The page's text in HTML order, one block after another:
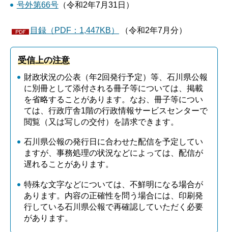
号外第66号（令和2年7月31日）
目録（PDF：1,447KB） （令和2年7月分）
受信上の注意
財政状況の公表（年2回発行予定）等、石川県公報
に別冊として添付される冊子等については、掲載
を省略することがあります。なお、冊子等につい
ては、行政庁舎1階の行政情報サービスセンターで
閲覧（又は写しの交付）を請求できます。
石川県公報の発行日に合わせた配信を予定してい
ますが、事務処理の状況などによっては、配信が
遅れることがあります。
特殊な文字などについては、不鮮明になる場合が
あります。内容の正確性を問う場合には、印刷発
行している石川県公報で再確認していただく必要
があります。